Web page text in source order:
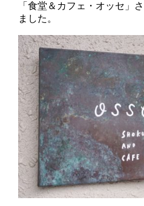
「食堂＆カフェ・オッセ」
ました。